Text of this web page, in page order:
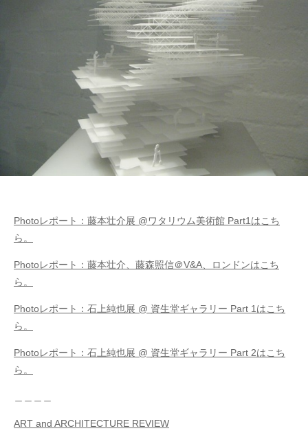
Photoレポート：藤本壮介展 @ワタリウム美術館 Part1はこち
ら。
Photoレポート：藤本壮介、藤森照信＠V&A、ロンドンはこち
ら。
Photoレポート：石上純也展 @ 資生堂ギャラリー Part 1はこち
ら。
Photoレポート：石上純也展 @ 資生堂ギャラリー Part 2はこち
ら。
ART and ARCHITECTURE REVIEW